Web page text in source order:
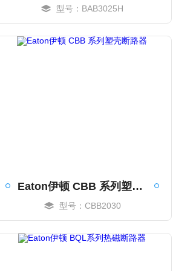
型号：BAB3025H
Eaton伊顿 CBB 系列塑壳断路器
型号：CBB2030